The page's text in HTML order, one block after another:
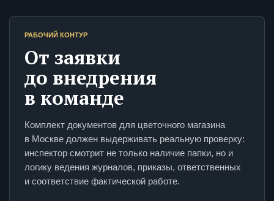
РАБОЧИЙ КОНТУР
От заявки
до внедрения
в команде
Комплект документов для цветочного магазина
в Москве должен выдерживать реальную проверку:
инспектор смотрит не только наличие папки, но и
логику ведения журналов, приказы, ответственных
и соответствие фактической работе.